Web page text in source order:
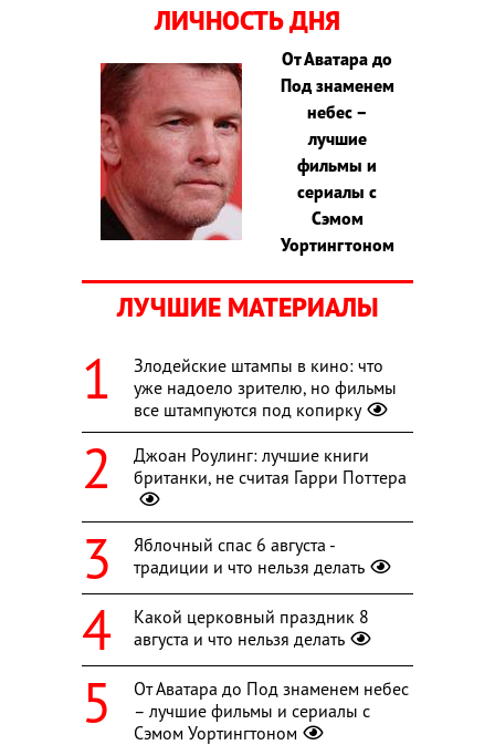
ЛИЧНОСТЬ ДНЯ
От Аватара до
Под знаменем
небес –
лучшие
фильмы и
сериалы с
Сэмом
Уортингтоном
ЛУЧШИЕ МАТЕРИАЛЫ
Злодейские штампы в кино: что
уже надоело зрителю, но фильмы
все штампуются под копирку
Джоан Роулинг: лучшие книги
британки, не считая Гарри Поттера
Яблочный спас 6 августа -
традиции и что нельзя делать
Какой церковный праздник 8
августа и что нельзя делать
От Аватара до Под знаменем небес
– лучшие фильмы и сериалы с
Сэмом Уортингтоном